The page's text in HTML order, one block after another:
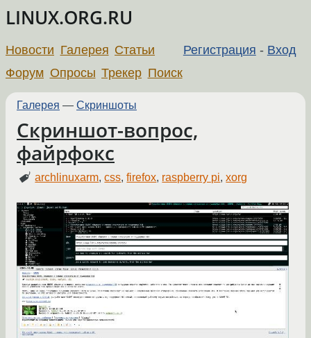
LINUX.ORG.RU
Регистрация - Вход
Новости Галерея Статьи
Форум Опросы Трекер Поиск
Галерея — Скриншоты
Скриншот-вопрос,
файрфокс
archlinuxarm,css,firefox, raspberry pi,xorg